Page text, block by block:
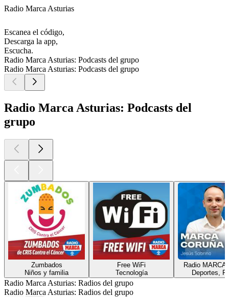
Radio Marca Asturias
Escanea el código,
Descarga la app,
Escucha.
Radio Marca Asturias: Podcasts del grupo
Radio Marca Asturias: Podcasts del grupo
Radio Marca Asturias: Podcasts del
grupo
Zumbados
Niños y familia
Free WiFi
Tecnología
Radio MARCA
Deportes,
Radio Marca Asturias: Radios del grupo
Radio Marca Asturias: Radios del grupo